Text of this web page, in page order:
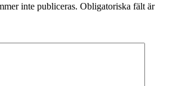
inte publiceras. Obligatoriska fält är